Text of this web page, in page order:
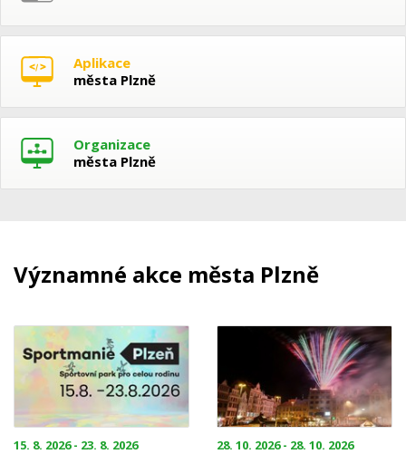
Aplikace
města Plzně
Organizace
města Plzně
Významné akce města Plzně
15. 8. 2026 - 23. 8. 2026 28. 10. 2026 - 28. 10. 2026